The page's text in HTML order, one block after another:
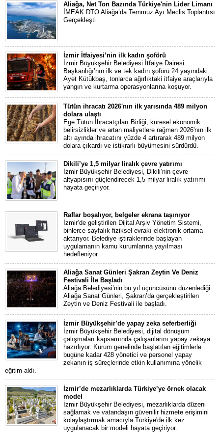
Aliağa, Net Ton Bazında Türkiye'nin Lider Limanı
İMEAK DTO Aliağa’da Temmuz Ayı Meclis Toplantısı
Gerçekleşti
İzmir İtfaiyesi’nin ilk kadın şoförü
İzmir Büyükşehir Belediyesi İtfaiye Dairesi
Başkanlığı’nın ilk ve tek kadın şoförü 24 yaşındaki
Ayet Kütükbaş, tonlarca ağırlıktaki itfaiye araçlarıyla
yangın ve kurtarma operasyonlarına koşuyor.
Tütün ihracatı 2026'nın ilk yarısında 489 milyon
dolara ulaştı
Ege Tütün İhracatçıları Birliği, küresel ekonomik
belirsizlikler ve artan maliyetlere rağmen 2026'nın ilk
altı ayında ihracatını yüzde 4 artırarak 489 milyon
dolara çıkardı ve istikrarlı büyümesini sürdürdü.
Dikili’ye 1,5 milyar liralık çevre yatırımı
İzmir Büyükşehir Belediyesi, Dikili’nin çevre
altyapısını güçlendirecek 1,5 milyar liralık yatırımı
hayata geçiriyor.
Raflar boşalıyor, belgeler ekrana taşınıyor
İzmir’de geliştirilen Dijital Arşiv Yönetim Sistemi,
binlerce sayfalık fiziksel evrakı elektronik ortama
aktarıyor. Belediye iştiraklerinde başlayan
uygulamanın kamu kurumlarına yayılması
hedefleniyor.
Aliağa Sanat Günleri Şakran Zeytin Ve Deniz
Festivali İle Başladı
Aliağa Belediyesi’nin bu yıl üçüncüsünü düzenlediği
Aliağa Sanat Günleri, Şakran’da gerçekleştirilen
Zeytin ve Deniz Festivali ile başladı.
İzmir Büyükşehir’de yapay zeka seferberliği
İzmir Büyükşehir Belediyesi, dijital dönüşüm
çalışmaları kapsamında çalışanlarını yapay zekaya
hazırlıyor. Kurum genelinde başlatılan eğitimlerle
bugüne kadar 428 yönetici ve personel yapay
zekanın iş süreçlerinde etkin kullanımına yönelik
eğitim aldı.
İzmir’de mezarlıklarda Türkiye’ye örnek olacak
model
İzmir Büyükşehir Belediyesi, mezarlıklarda düzeni
sağlamak ve vatandaşın güvenilir hizmete erişimini
kolaylaştırmak amacıyla Türkiye'de ilk kez
uygulanacak bir modeli hayata geçiriyor.